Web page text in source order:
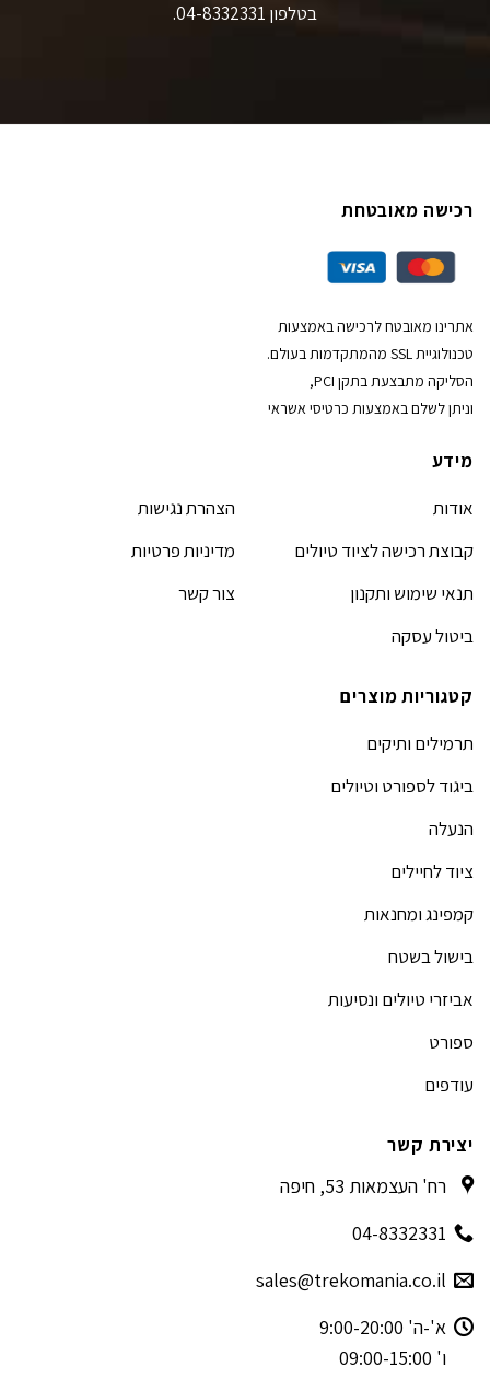
בטלפון 04-8332331.
רכישה מאובטחת
אתרינו מאובטח לרכישה באמצעות
טכנולוגיית SSL מהמתקדמות בעולם.
הסליקה מתבצעת בתקן PCI,
וניתן לשלם באמצעות כרטיסי אשראי
מידע
אודות
קבוצת רכישה לציוד טיולים
תנאי שימוש ותקנון
ביטול עסקה
הצהרת נגישות
מדיניות פרטיות
צור קשר
קטגוריות מוצרים
תרמילים ותיקים
ביגוד לספורט וטיולים
הנעלה
ציוד לחיילים
קמפינג ומחנאות
בישול בשטח
אביזרי טיולים ונסיעות
ספורט
עודפים
יצירת קשר
רח' העצמאות 53, חיפה
04-8332331
sales@trekomania.co.il
א'-ה' 9:00-20:00
ו' 09:00-15:00